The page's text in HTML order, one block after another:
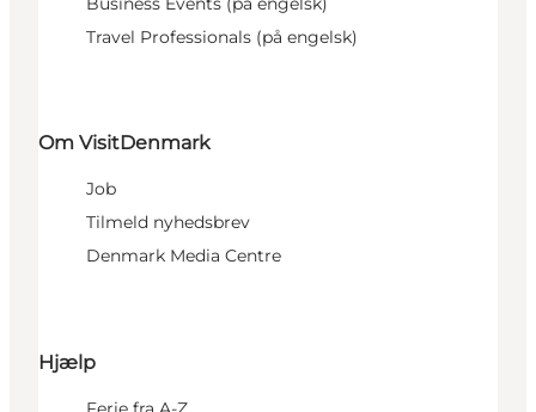
Travel Professionals (på engelsk)
Om VisitDenmark
Job
Tilmeld nyhedsbrev
Denmark Media Centre
Hjælp